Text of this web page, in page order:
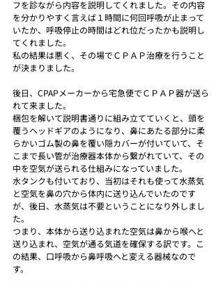
フを診ながら内容を説明してくれました。その内容
を分かりやすく言えば１時間に何回呼吸が止まって
いたか、呼吸停止の時間はどれ位だったかも説明し
てくれました。
私の結果は悪く、その場でＣＰＡＰ治療を行うこと
が決まりました。
後日、CPAPメーカーから宅急便でＣＰＡＰ器が送ら
れて来ました。
梱包を解いて説明書通りに組み立てていくと、頭を
覆うヘッドギアのようになり、鼻にあたる部分に柔
らかいゴム製の鼻を覆い隠カバーが付いていて、そ
こまで長い管が治療器本体から繋がれていて、その
中を空気が送られる仕組みになっていました。
水タンクも付いており、当初はそれも使って水蒸気
と空気を鼻の穴から体内に送り込んでいたのです
が、後日、水蒸気は不要ということになり外しまし
た。
つまり、本体から送り込まれた空気は鼻から喉へと
送り込まれ、空気が通る気道を確保する訳です。こ
の結果、口呼吸から鼻呼吸へと変える器械なので
す。